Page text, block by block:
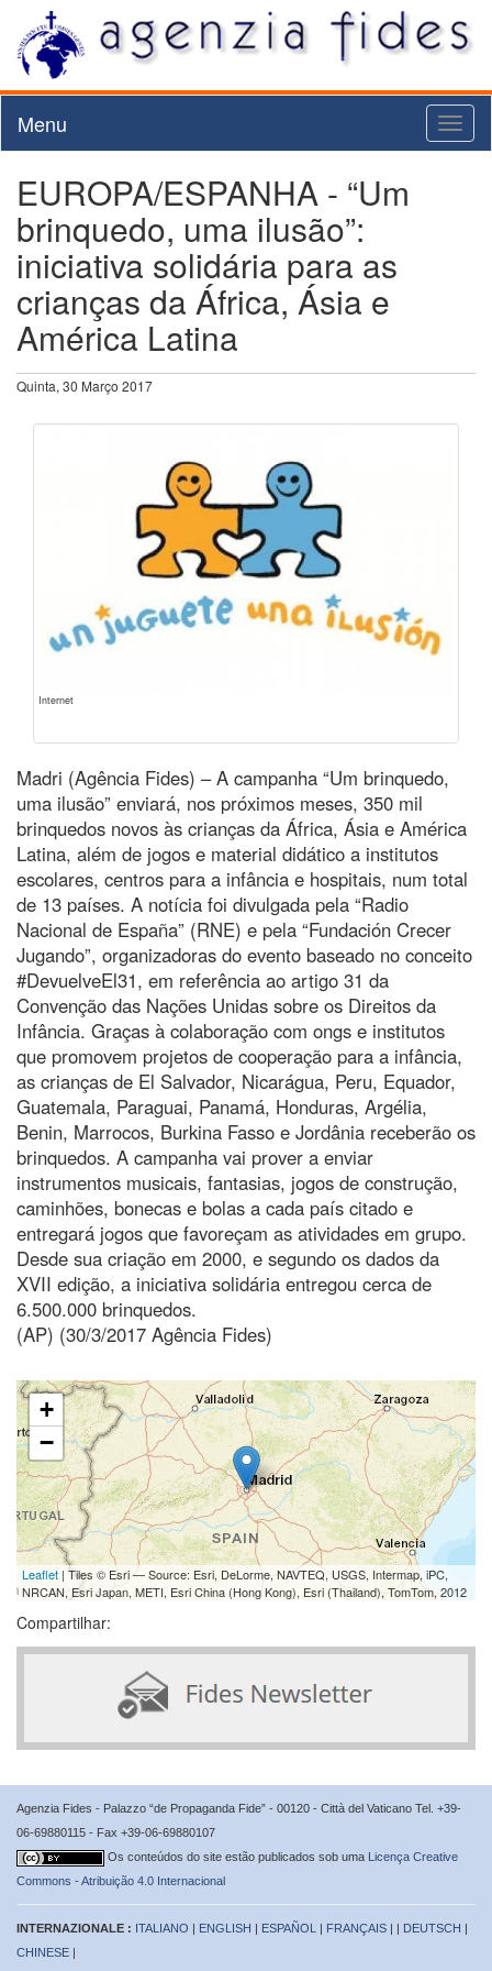
Menu
EUROPA/ESPANHA - “Um
brinquedo, uma ilusão”:
iniciativa solidária para as
crianças da África, Ásia e
América Latina
Quinta, 30 Março 2017
Internet
Madri (Agência Fides) – A campanha “Um brinquedo,
uma ilusão” enviará, nos próximos meses, 350 mil
brinquedos novos às crianças da África, Ásia e América
Latina, além de jogos e material didático a institutos
escolares, centros para a infância e hospitais, num total
de 13 países. A notícia foi divulgada pela “Radio
Nacional de España” (RNE) e pela “Fundación Crecer
Jugando”, organizadoras do evento baseado no conceito
#DevuelveEl31, em referência ao artigo 31 da
Convenção das Nações Unidas sobre os Direitos da
Infância. Graças à colaboração com ongs e institutos
que promovem projetos de cooperação para a infância,
as crianças de El Salvador, Nicarágua, Peru, Equador,
Guatemala, Paraguai, Panamá, Honduras, Argélia,
Benin, Marrocos, Burkina Fasso e Jordânia receberão os
brinquedos. A campanha vai prover a enviar
instrumentos musicais, fantasias, jogos de construção,
caminhões, bonecas e bolas a cada país citado e
entregará jogos que favoreçam as atividades em grupo.
Desde sua criação em 2000, e segundo os dados da
XVII edição, a iniciativa solidária entregou cerca de
6.500.000 brinquedos.
(AP) (30/3/2017 Agência Fides)
+
−
Leaflet | Tiles © Esri — Source: Esri, DeLorme, NAVTEQ, USGS, Intermap, iPC,
NRCAN, Esri Japan, METI, Esri China (Hong Kong), Esri (Thailand), TomTom, 2012
Compartilhar:
Agenzia Fides - Palazzo “de Propaganda Fide” - 00120 - Città del Vaticano Tel. +39-
06-69880115 - Fax +39-06-69880107
Os conteúdos do site estão publicados sob uma Licença Creative
Commons - Atribuição 4.0 Internacional
INTERNAZIONALE : ITALIANO | ENGLISH | ESPAÑOL | FRANÇAIS | | DEUTSCH |
CHINESE |